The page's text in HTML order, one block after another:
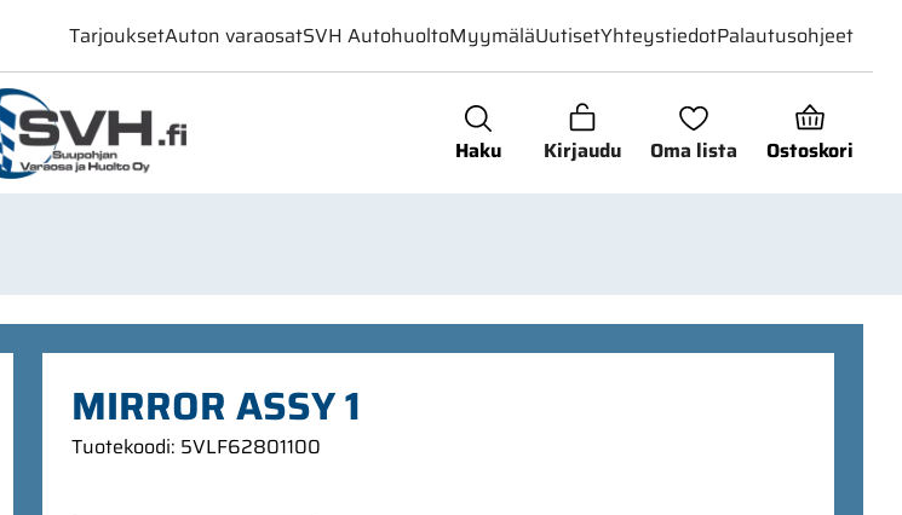
Haku Kirjaudu Oma lista Ostoskori
TarjouksetAuton varaosatSVH AutohuoltoMyymäläUutisetYhteystiedotPalautusohjeet
MIRROR ASSY 1
Tuotekoodi: 5VLF62801100